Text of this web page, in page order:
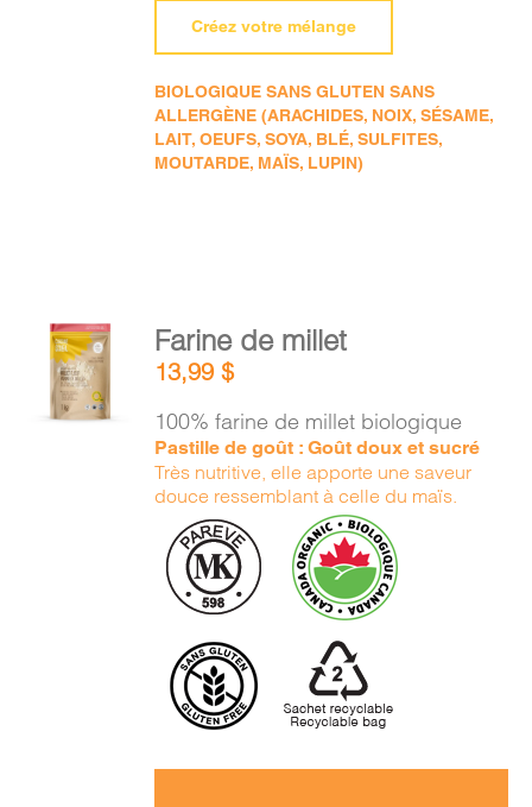
Créez votre mélange
BIOLOGIQUE SANS GLUTEN SANS
ALLERGÈNE (ARACHIDES, NOIX, SÉSAME,
LAIT, OEUFS, SOYA, BLÉ, SULFITES,
MOUTARDE, MAÏS, LUPIN)
AJOUTER
AU
PANIER
Farine de millet
13,99$
100% farine de millet biologique
Pastille de goût : Goût doux et sucré
Très nutritive, elle apporte une saveur
douce ressemblant à celle du maïs.